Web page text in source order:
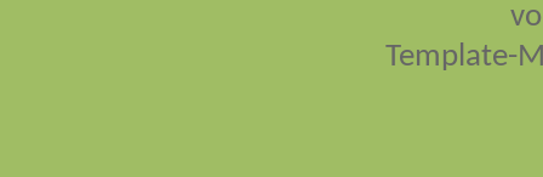
Template-